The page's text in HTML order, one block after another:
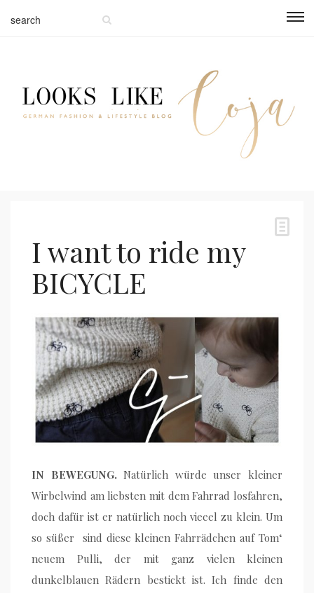
I want to ride my
BICYCLE
IN BEWEGUNG.Natürlich würde unser kleiner
Wirbelwind am liebsten mit dem Fahrrad losfahren,
doch dafür ist er natürlich noch vieeel zu klein. Um
so süßer sind diese kleinen Fahrrädchen auf Tom‘
neuem Pulli, der mit ganz vielen kleinen
dunkelblauen Rädern bestickt ist. Ich finde den